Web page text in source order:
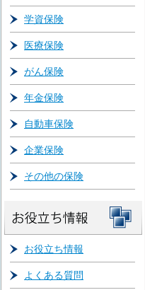
学資保険
医療保険
がん保険
年金保険
自動車保険
企業保険
その他の保険
お役立ち情報
よくある質問